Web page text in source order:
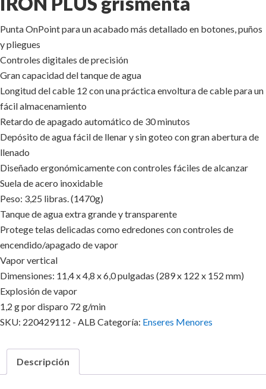
Punta OnPoint para un acabado más detallado en botones, puños
y pliegues
Controles digitales de precisión
Gran capacidad del tanque de agua
Longitud del cable 12 con una práctica envoltura de cable para un
fácil almacenamiento
Retardo de apagado automático de 30 minutos
Depósito de agua fácil de llenar y sin goteo con gran abertura de
llenado
Diseñado ergonómicamente con controles fáciles de alcanzar
Suela de acero inoxidable
Peso: 3,25 libras. (1470g)
Tanque de agua extra grande y transparente
Protege telas delicadas como edredones con controles de
encendido/apagado de vapor
Vapor vertical
Dimensiones: 11,4 x 4,8 x 6,0 pulgadas (289 x 122 x 152 mm)
Explosión de vapor
1,2 g por disparo 72 g/min
SKU: 220429112 - ALB Categoría: Enseres Menores
Descripción